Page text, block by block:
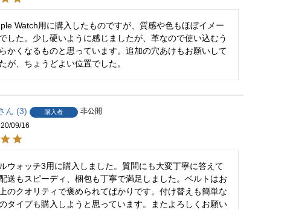
Watch用に購入したものですが、質感や色もほぼイメー
した。少し硬いように感じましたが、革なので使い込むう
かくなるものと思っています。追加の穴あけもお願いして
が、ちょうどよい位置でした。
3 購入者
非公開
09/16
ウォッチ3用に購入しました。質問にも大変丁寧に答えて
送もスピーディ、梱包も丁寧で満足しました。ベルトはお
のクオリティで褒められてばかりです。付け替えも簡単な
タイプも購入しようと思っています。またよろしくお願い